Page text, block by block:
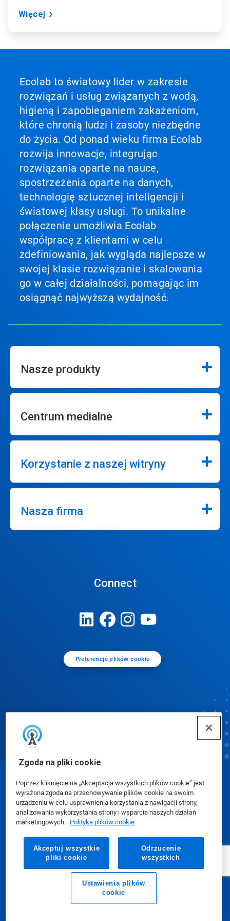
Zgoda na pliki cookie
Poprzez kliknięcie na „Akceptacja wszystkich plików cookie” jest
wyrażona zgoda na przechowywanie plików cookie na swoim
urządzeniu w celu usprawnienia korzystania z nawigacji strony,
analizowania wykorzystania strony i wsparcia naszych działań
marketingowych. Polityka plików cookie
Akceptuj wszystkie
pliki cookie
Odrzucenie
wszystkich
Ustawienia plików
cookie
Więcej
Ecolab to światowy lider w zakresie
rozwiązań i usług związanych z wodą,
higieną i zapobieganiem zakażeniom,
które chronią ludzi i zasoby niezbędne
do życia. Od ponad wieku firma Ecolab
rozwija innowacje, integrując
rozwiązania oparte na nauce,
spostrzeżenia oparte na danych,
technologię sztucznej inteligencji i
światowej klasy usługi. To unikalne
połączenie umożliwia Ecolab
współpracę z klientami w celu
zdefiniowania, jak wygląda najlepsze w
swojej klasie rozwiązanie i skalowania
go w całej działalności, pomagając im
osiągnąć najwyższą wydajność.
Nasze produkty
Centrum medialne
Korzystanie z naszej witryny
Nasza firma
Connect
Preferencje plików cookie
E-mail Zadzwoń do nas
© Ecolab Inc. 2025
Karty charakterystyki (SDS)|Polityka prywatności
Warunki użytkowania